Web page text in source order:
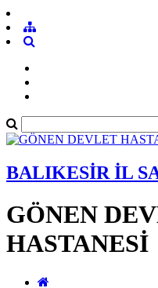
BALIKESİR İL
GÖNEN
HASTANESİ